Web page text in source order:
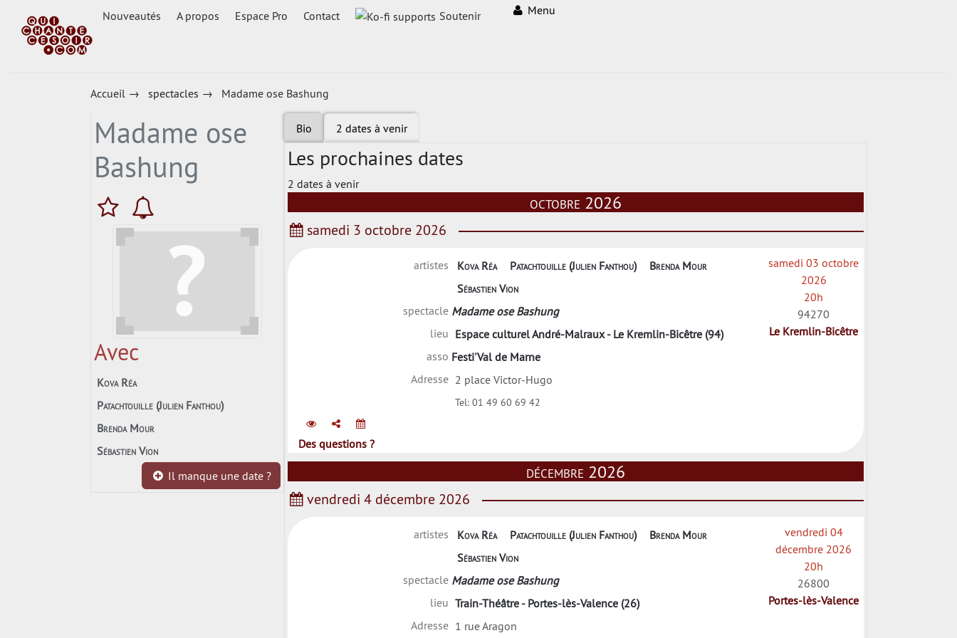
Nouveautés A propos Espace Pro Contact Soutenir Menu
Accueil→ spectacles → Madame ose Bashung
Madame ose
Bashung
Avec
Kova Réa
Patachtouille (Julien Fanthou)
Brenda Mour
Sébastien Vion
Il manque une date ?
Bio 2 dates à venir
Les prochaines dates
2 dates à venir
octobre 2026
samedi 3 octobre 2026
artistes Kova Réa Patachtouille (Julien Fanthou)
Brenda Mour
Sébastien Vion
spectacle Madame ose Bashung
lieu Espace culturel André-Malraux - Le Kremlin-Bicêtre (94)
asso Festi'Val de Marne
Adresse 2 place Victor-Hugo
Tel:01 49 60 69 42
samedi 03 octobre
2026
20h
94270
Le Kremlin-Bicêtre
Des questions ?
décembre 2026
vendredi 4 décembre 2026
artistes Kova Réa Patachtouille (Julien Fanthou)
Brenda Mour
Sébastien Vion
spectacle Madame ose Bashung
lieu Train-Théâtre - Portes-lès-Valence (26)
Adresse 1 rue Aragon
vendredi 04
décembre 2026
20h
26800
Portes-lès-Valence